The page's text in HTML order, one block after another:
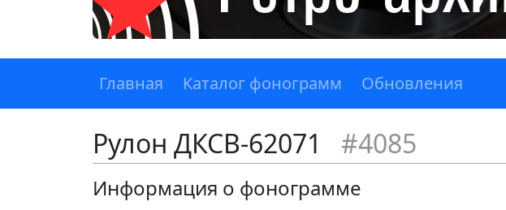
Главная Каталог фонограмм Обновления
Рулон ДКСВ-62071 #4085
Информация о фонограмме